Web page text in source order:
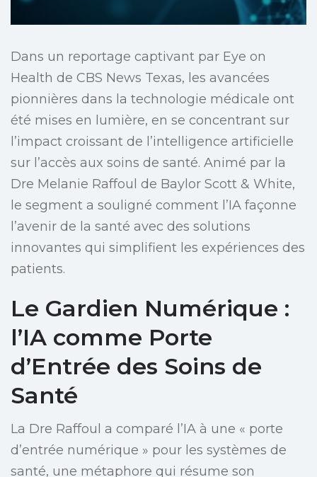
Dans un reportage captivant par Eye on
Health de CBS News Texas, les avancées
pionnières dans la technologie médicale ont
été mises en lumière, en se concentrant sur
l’impact croissant de l’intelligence artificielle
sur l’accès aux soins de santé. Animé par la
Dre Melanie Raffoul de Baylor Scott & White,
le segment a souligné comment l’IA façonne
l’avenir de la santé avec des solutions
innovantes qui simplifient les expériences des
patients.
Le Gardien Numérique :
l’IA comme Porte
d’Entrée des Soins de
Santé
La Dre Raffoul a comparé l’IA à une « porte
d’entrée numérique » pour les systèmes de
santé, une métaphore qui résume son